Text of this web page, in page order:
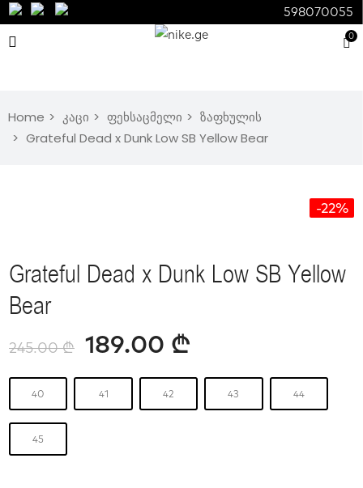
0
598070055
Home კაცი ფეხსაცმელი
ზაფხულის
Grateful Dead x Dunk Low SB Yellow Bear
-22%
Grateful Dead x Dunk Low SB Yellow
Bear
245.00₾ 189.00 ₾
40 41 42 43 44
45